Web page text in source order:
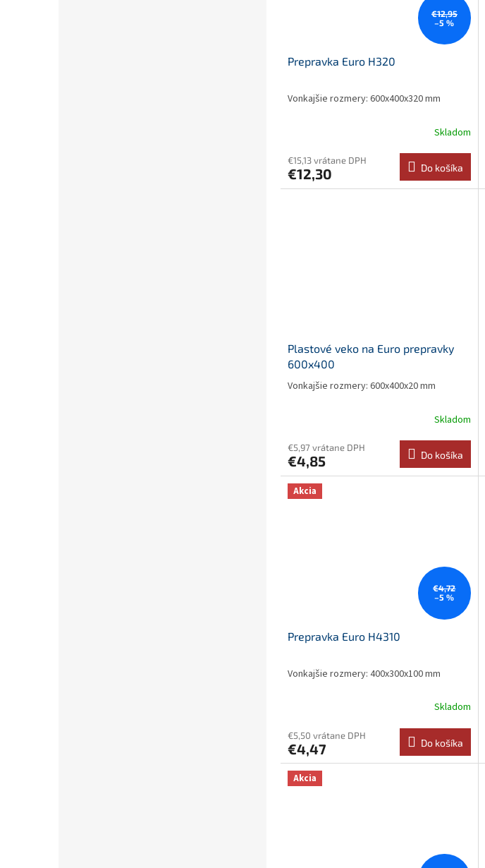
€12,95
–5 %
Prepravka Euro H320
Vonkajšie rozmery: 600x400x320 mm
Skladom
€15,13 vrátane DPH
€12,30 Do košíka
Plastové veko na Euro prepravky
600x400
Vonkajšie rozmery: 600x400x20 mm
Skladom
€5,97 vrátane DPH
€4,85 Do košíka
Akcia
€4,72
–5 %
Prepravka Euro H4310
Vonkajšie rozmery: 400x300x100 mm
Skladom
€5,50 vrátane DPH
€4,47 Do košíka
Akcia